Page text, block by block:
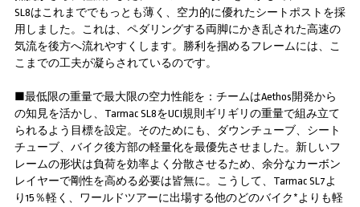
SL8はこれまででもっとも薄く、空力的に優れたシートポストを採
用しました。これは、ペダリングする両脚にかき乱された高速の
気流を後方へ流れやすくします。勝利を掴めるフレームには、こ
こまでの工夫が凝らされているのです。
■最低限の重量で最大限の空力性能を：チームはAethos開発から
の知見を活かし、Tarmac SL8をUCI規則ギリギリの重量で組み立て
られるよう目標を設定。そのためにも、ダウンチューブ、シート
チューブ、バイク後方部の軽量化を最優先させました。新しいフ
レームの形状は負荷を効率よく分散させるため、余分なカーボン
レイヤーで剛性を高める必要は皆無に。こうして、Tarmac SL7よ
り15％軽く、ワールドツアーに出場する他のどのバイク*よりも軽